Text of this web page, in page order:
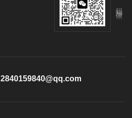
2840159840@qq.com